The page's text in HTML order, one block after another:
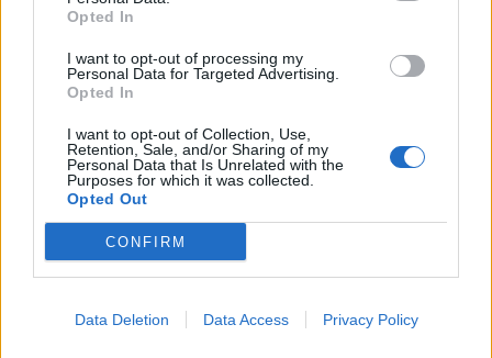
Opted In
I want to opt-out of processing my
Personal Data for Targeted Advertising.
Opted In
I want to opt-out of Collection, Use,
Retention, Sale, and/or Sharing of my
Personal Data that Is Unrelated with the
Purposes for which it was collected.
Opted Out
CONFIRM
Data Deletion Data Access Privacy Policy
antivirale che riesce a ridurre del 90%
l’ospedalizzazione e le conseguenze gravi, tra
cui la morte. Deve essere somministrato nei
primi 5 giorni della malattia”. Burioni ha quindi
esortato i medici di famiglia a un maggiore
utilizzo: “E’ una benedizione”.